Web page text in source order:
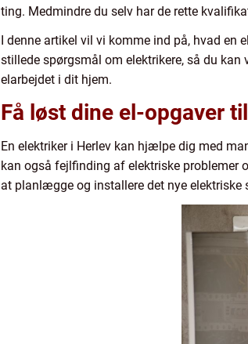
ting. Medmindre du selv har de rette
I denne artikel vil vi komme ind på, hvad en
stillede spørgsmål om elektrikere, så du
elarbejdet i dit hjem.
Få løst dine el-opgaver
En elektriker i Herlev kan hjælpe dig med
kan også fejlfinding af elektriske problemer
at planlægge og installere det nye elektriske